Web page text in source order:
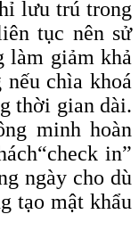
lưu trú trong
tục nên sử
làm giảm khả
nếu chìa khoá
thời gian dài.
minh hoàn
“checkin”
ngày cho dù
tạo mật khẩu